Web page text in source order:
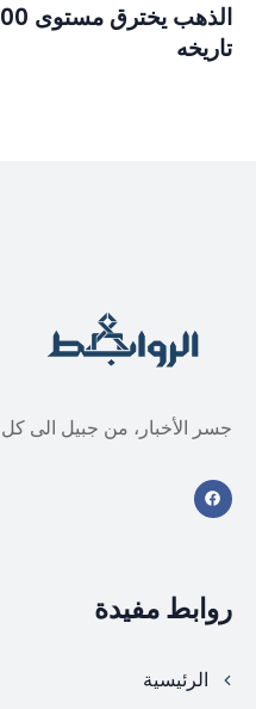
تاريخه
جسر الأخبار، من جبيل الى كل
روابط مفيدة
الرئيسية